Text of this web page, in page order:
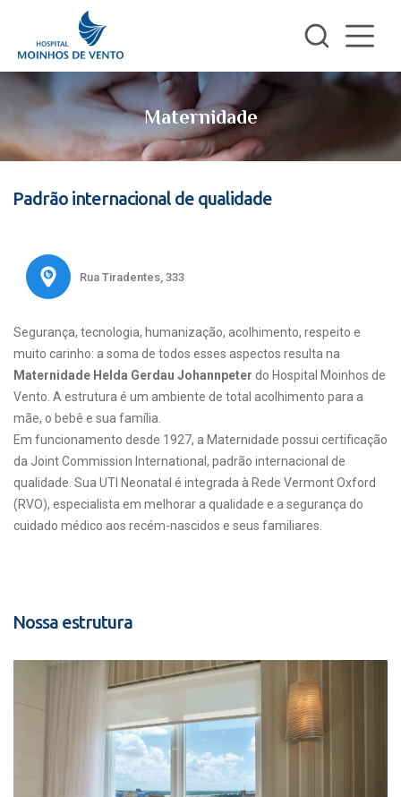
Maternidade
Padrão internacional de qualidade
Rua Tiradentes, 333
Segurança, tecnologia, humanização, acolhimento, respeito e
muito carinho: a soma de todos esses aspectos resulta na
Maternidade Helda Gerdau Johannpeter do Hospital Moinhos de
Vento. A estrutura é um ambiente de total acolhimento para a
mãe, o bebê e sua família.
Em funcionamento desde 1927, a Maternidade possui certificação
da Joint Commission International, padrão internacional de
qualidade. Sua UTI Neonatal é integrada à Rede Vermont Oxford
(RVO), especialista em melhorar a qualidade e a segurança do
cuidado médico aos recém-nascidos e seus familiares.
Nossa estrutura